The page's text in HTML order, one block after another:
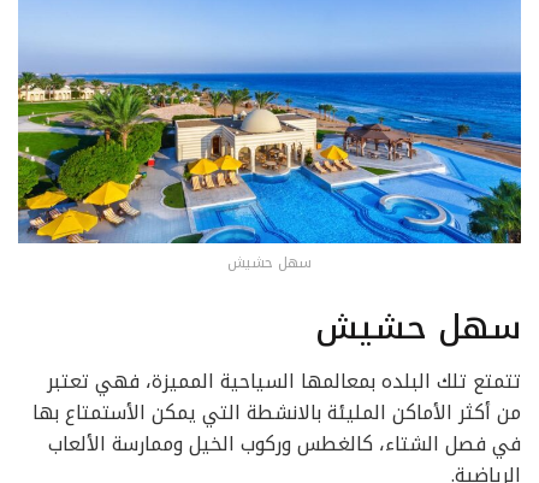
سهل حشيش
سهل حشيش
تتمتع تلك البلده بمعالمها السياحية المميزة، فهي تعتبر
من أكثر الأماكن المليئة بالانشطة التي يمكن الأستمتاع بها
في فصل الشتاء، كالغطس وركوب الخيل وممارسة الألعاب
الرياضية.